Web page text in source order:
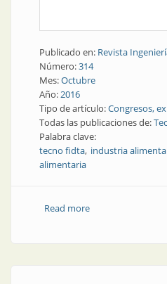
Publicado en: Revista
Número:314
Mes:Octubre
Año:2016
Tipo de artículo:Congresos,
Todas las publicaciones de:
Palabra clave:
tecno fidta industria
alimentaria
Read moreabout Congresos